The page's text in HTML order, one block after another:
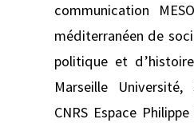
communication
méditerranéen de
politique et
Marseille
CNRS Espace